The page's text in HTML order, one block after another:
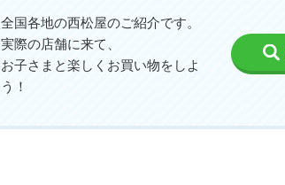
全国各地の西松屋のご紹介です。
実際の店舗に来て、
お子さまと楽しくお買い物をしよ
う！